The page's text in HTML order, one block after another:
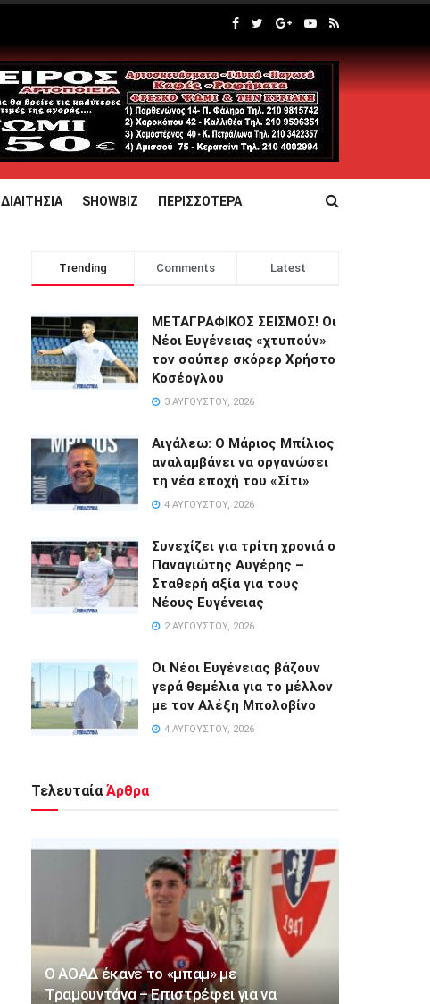
ΔΙΑΙΤΗΣΙΑ SHOWBIZ ΠΕΡΙΣΣΟΤΕΡΑ
Trending Comments Latest
ΜΕΤΑΓΡΑΦΙΚΟΣ ΣΕΙΣΜΟΣ! Οι
Νέοι Ευγένειας «χτυπούν»
τον σούπερ σκόρερ Χρήστο
Κοσέογλου
3 ΑΥΓΟΎΣΤΟΥ, 2026
Αιγάλεω: Ο Μάριος Μπίλιος
αναλαμβάνει να οργανώσει
τη νέα εποχή του «Σίτι»
4 ΑΥΓΟΎΣΤΟΥ, 2026
Συνεχίζει για τρίτη χρονιά ο
Παναγιώτης Αυγέρης –
Σταθερή αξία για τους
Νέους Ευγένειας
2 ΑΥΓΟΎΣΤΟΥ, 2026
Οι Νέοι Ευγένειας βάζουν
γερά θεμέλια για το μέλλον
με τον Αλέξη Μπολοβίνο
4 ΑΥΓΟΎΣΤΟΥ, 2026
Τελευταία Άρθρα
Ο ΑΟΑΔ έκανε το «μπαμ» με
Τραμουντάνα – Επιστρέφει για να